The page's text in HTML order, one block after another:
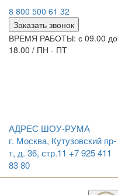
8 800 500 61 32
Заказать звонок
ВРЕМЯ РАБОТЫ: с 09.00 до
18.00 / ПН - ПТ
АДРЕС ШОУ-РУМА
г. Москва, Кутузовский пр-
т, д. 36, стр.11 +7 925 411
83 80